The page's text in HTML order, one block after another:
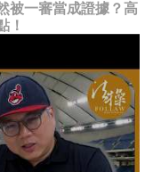
被一審當成證據？高
！